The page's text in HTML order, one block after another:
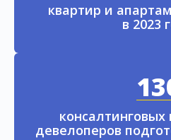
квартир и
в 2023
консалтинговых
девелоперов